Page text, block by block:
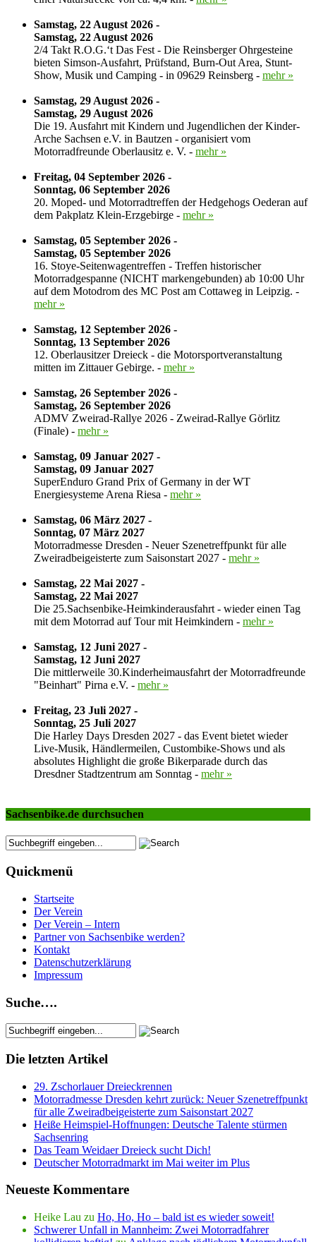
Samstag, 22 August 2026 -
Samstag, 22 August 2026
2/4 Takt R.O.G.‘t Das Fest - Die Reinsberger Ohrgesteine
bieten Simson-Ausfahrt, Prüfstand, Burn-Out Area, Stunt-
Show, Musik und Camping - in 09629 Reinsberg - mehr »
Samstag, 29 August 2026 -
Samstag, 29 August 2026
Die 19. Ausfahrt mit Kindern und Jugendlichen der Kinder-
Arche Sachsen e.V. in Bautzen - organisiert vom
Motorradfreunde Oberlausitz e. V. - mehr »
Freitag, 04 September 2026 -
Sonntag, 06 September 2026
20. Moped- und Motorradtreffen der Hedgehogs Oederan auf
dem Pakplatz Klein-Erzgebirge - mehr »
Samstag, 05 September 2026 -
Samstag, 05 September 2026
16. Stoye-Seitenwagentreffen - Treffen historischer
Motorradgespanne (NICHT markengebunden) ab 10:00 Uhr
auf dem Motodrom des MC Post am Cottaweg in Leipzig. -
mehr »
Samstag, 12 September 2026 -
Sonntag, 13 September 2026
12. Oberlausitzer Dreieck - die Motorsportveranstaltung
mitten im Zittauer Gebirge. - mehr »
Samstag, 26 September 2026 -
Samstag, 26 September 2026
ADMV Zweirad-Rallye 2026 - Zweirad-Rallye Görlitz
(Finale) - mehr »
Samstag, 09 Januar 2027 -
Samstag, 09 Januar 2027
SuperEnduro Grand Prix of Germany in der WT
Energiesysteme Arena Riesa - mehr »
Samstag, 06 März 2027 -
Sonntag, 07 März 2027
Motorradmesse Dresden - Neuer Szenetreffpunkt für alle
Zweiradbeigeisterte zum Saisonstart 2027 - mehr »
Samstag, 22 Mai 2027 -
Samstag, 22 Mai 2027
Die 25.Sachsenbike-Heimkinderausfahrt - wieder einen Tag
mit dem Motorrad auf Tour mit Heimkindern - mehr »
Samstag, 12 Juni 2027 -
Samstag, 12 Juni 2027
Die mittlerweile 30.Kinderheimausfahrt der Motorradfreunde
"Beinhart" Pirna e.V. - mehr »
Freitag, 23 Juli 2027 -
Sonntag, 25 Juli 2027
Die Harley Days Dresden 2027 - das Event bietet wieder
Live-Musik, Händlermeilen, Custombike-Shows und als
absolutes Highlight die große Bikerparade durch das
Dresdner Stadtzentrum am Sonntag - mehr »
Sachsenbike.de durchsuchen
Quickmenü
Startseite
Der Verein
Der Verein – Intern
Partner von Sachsenbike werden?
Kontakt
Datenschutzerklärung
Impressum
Suche….
Die letzten Artikel
29. Zschorlauer Dreieckrennen
Motorradmesse Dresden kehrt zurück: Neuer Szenetreffpunkt
für alle Zweiradbeigeisterte zum Saisonstart 2027
Heiße Heimspiel-Hoffnungen: Deutsche Talente stürmen
Sachsenring
Das Team Weidaer Dreieck sucht Dich!
Deutscher Motorradmarkt im Mai weiter im Plus
Neueste Kommentare
Heike Lau zu Ho, Ho, Ho – bald ist es wieder soweit!
Schwerer Unfall in Mannheim: Zwei Motorradfahrer